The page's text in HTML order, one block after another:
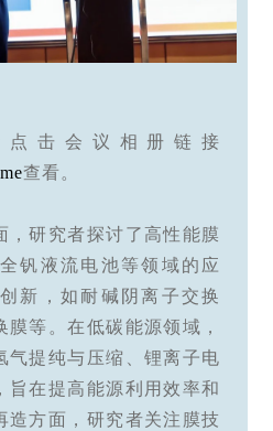
击会议相册链接
查看。
，研究者探讨了高性能膜
钒液流电池等领域的应
新，如耐碱阴离子交换
等。在低碳能源领域，
气提纯与压缩、锂离子电
旨在提高能源利用效率和
造方面，研究者关注膜技